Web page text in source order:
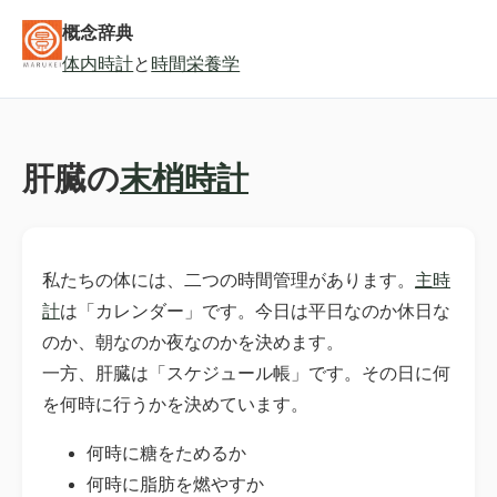
概念辞典
体内時計と 時間栄養学
肝臓の末梢時計
私たちの体には、二つの時間管理があります。 主時
計は「カレンダー」です。今日は平日なのか休日な
のか、朝なのか夜なのかを決めます。
一方、肝臓は「スケジュール帳」です。その日に何
を何時に行うかを決めています。
何時に糖をためるか
何時に脂肪を燃やすか